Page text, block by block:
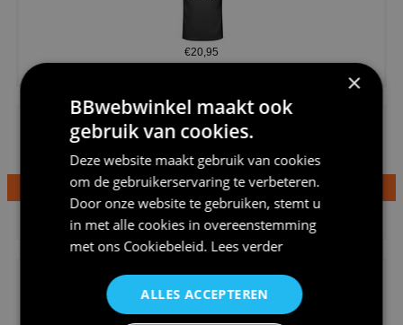
€20,95
€24,95
Dames v hals t-shirt prinses v...
×
BBwebwinkel maakt ook
gebruik van cookies.
Deze website maakt gebruik van cookies
om de gebruikerservaring te verbeteren.
Door onze website te gebruiken, stemt u
in met alle cookies in overeenstemming
met ons Cookiebeleid. Lees verder
ALLES ACCEPTEREN